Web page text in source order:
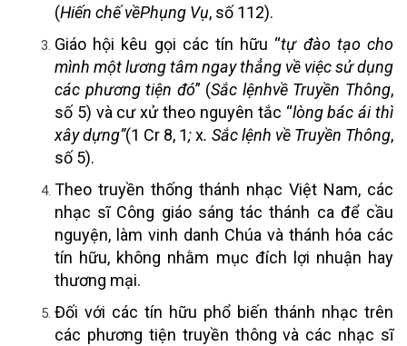
(Hiến chế vềPhụng Vụ, số 112).
Giáo hội kêu gọi các tín hữu “tự đào tạo cho
mình một lương tâm ngay thẳng về việc sử dụng
các phương tiện đó” (Sắc lệnhvề Truyền Thông,
số 5) và cư xử theo nguyên tắc “lòng bác ái thì
xây dựng”(1 Cr 8, 1;x. Sắc lệnh về Truyền Thông,
số 5).
Theo truyền thống thánh nhạc Việt Nam, các
nhạc sĩ Công giáo sáng tác thánh ca để cầu
nguyện, làm vinh danh Chúa và thánh hóa các
tín hữu, không nhằm mục đích lợi nhuận hay
thương mại.
Đối với các tín hữu phổ biến thánh nhạc trên
các phương tiện truyền thông và các nhạc sĩ